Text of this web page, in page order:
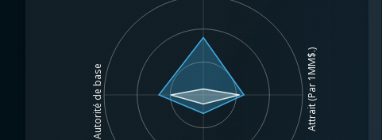
Attrait (Par 1MM$.)
Autorité de base